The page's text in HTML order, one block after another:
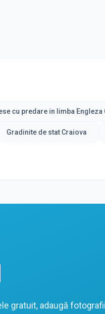
cu predare in limba Engleza
Gradinite de stat Craiova
gratuit, adaugă